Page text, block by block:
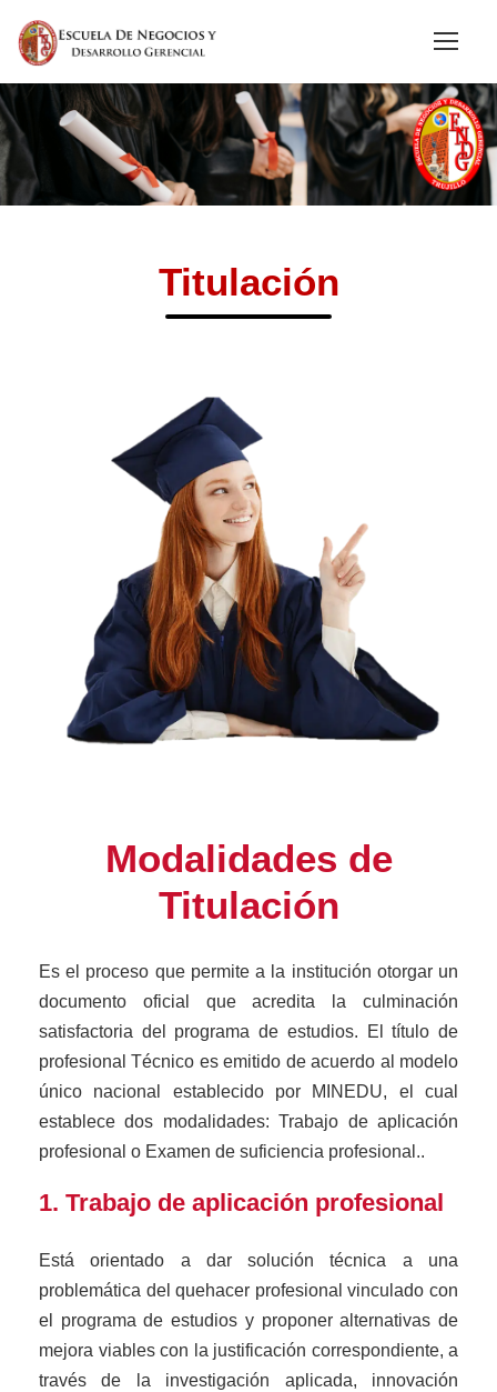
Titulación
Modalidades de
Titulación
Es el proceso que permite a la institución otorgar un
documento oficial que acredita la culminación
satisfactoria del programa de estudios. El título de
profesional Técnico es emitido de acuerdo al modelo
único nacional establecido por MINEDU, el cual
establece dos modalidades: Trabajo de aplicación
profesional o Examen de suficiencia profesional..
1. Trabajo de aplicación profesional
Está orientado a dar solución técnica a una
problemática del quehacer profesional vinculado con
el programa de estudios y proponer alternativas de
mejora viables con la justificación correspondiente, a
través de la investigación aplicada, innovación